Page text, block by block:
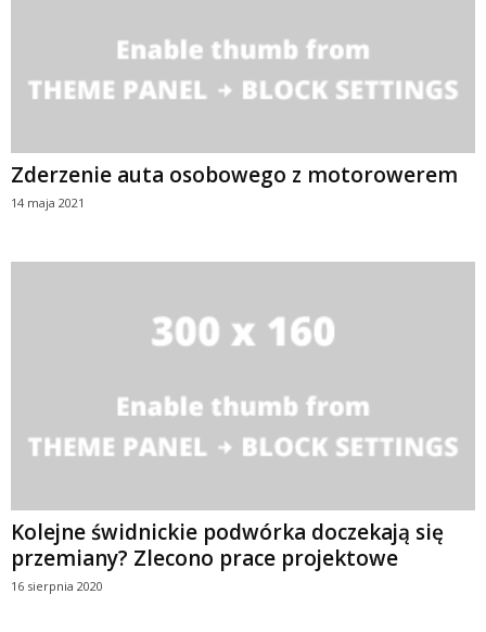
Zderzenie auta osobowego z motorowerem
14 maja 2021
Kolejne świdnickie podwórka doczekają się
przemiany? Zlecono prace projektowe
16 sierpnia 2020